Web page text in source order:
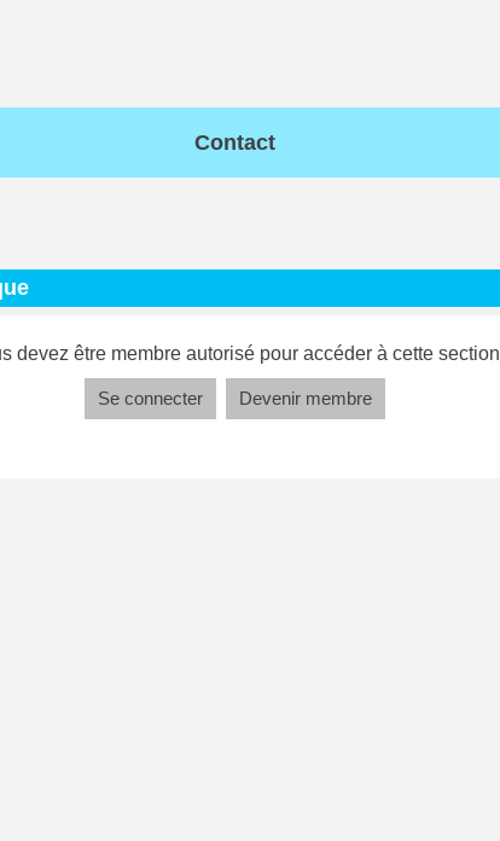
Contact
devez être membre autorisé pour accéder à cette section
Se connecter Devenir membre